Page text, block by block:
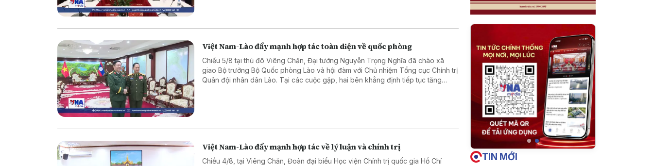
Việt Nam-Lào đẩy mạnh hợp tác toàn diện về quốc phòng
Chiều 5/8 tại thủ đô Viêng Chăn, Đại tướng Nguyễn Trọng Nghĩa đã chào xã
giao Bộ trưởng Bộ Quốc phòng Lào và hội đàm với Chủ nhiệm Tổng cục Chính trị
Quân đội nhân dân Lào. Tại các cuộc gặp, hai bên khẳng định tiếp tục tăng
Việt Nam-Lào đẩy mạnh hợp tác về lý luận và chính trị
Chiều 4/8, tại Viêng Chăn, Đoàn đại biểu Học viện Chính trị quốc gia Hồ Chí
TIN MỚI